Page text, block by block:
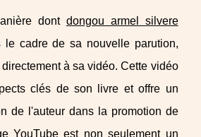
dont dongou armel silvere
le cadre de sa nouvelle parution,
à sa vidéo. Cette vidéo
clés de son livre et offre un
de l'auteur dans la promotion de
YouTube est non seulement un